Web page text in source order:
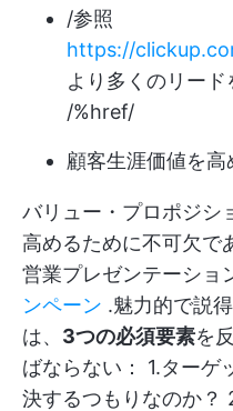
/参照
https://
より多くのリー
/%href/
顧客生涯価値を高
バリュー・プロポジシ
高めるために不可欠で
営業プレゼンテーショ
ンペーン .魅力的で説
は、 3つの必須要素を
ばならない： 1.ターゲ
決するつもりなのか？